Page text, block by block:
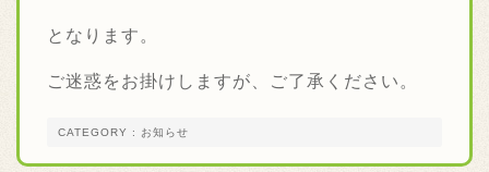
となります。
ご迷惑をお掛けしますが、ご了承ください。
CATEGORY : お知らせ